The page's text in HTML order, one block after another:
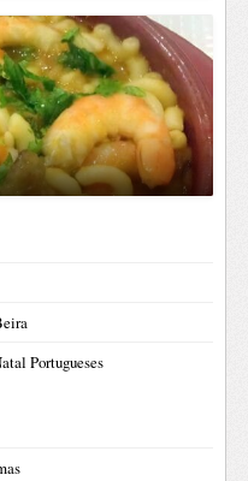
Portugueses